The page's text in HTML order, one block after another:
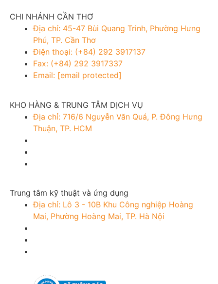
CHI NHÁNH CẦN THƠ
Địa chỉ: 45-47 Bùi Quang Trinh, Phường Hưng
Phú, TP. Cần Thơ
Điện thoại: (+84) 292 3917137
Fax: (+84) 292 3917337
Email: [email protected]
KHO HÀNG & TRUNG TÂM DỊCH VỤ
Địa chỉ: 716/6 Nguyễn Văn Quá, P. Đông Hưng
Thuận, TP. HCM
Trung tâm kỹ thuật và ứng dụng
Địa chỉ: Lô 3 - 10B Khu Công nghiệp Hoàng
Mai, Phường Hoàng Mai, TP. Hà Nội